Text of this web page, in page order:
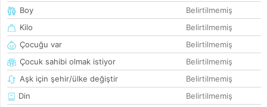
Boy
Belirtilmemiş
Kilo
Belirtilmemiş
Çocuğu var
Belirtilmemiş
Çocuk sahibi olmak istiyor
Belirtilmemiş
Aşk için şehir/ülke değiştir
Belirtilmemiş
Din
Belirtilmemiş